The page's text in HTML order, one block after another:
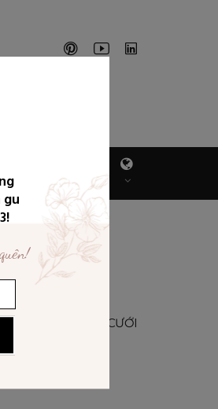
PHỔ BIẾN
CHỤP ẢNH CƯỚI
ĐÀ L...